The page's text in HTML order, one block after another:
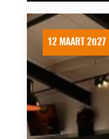
12 MAART 2027